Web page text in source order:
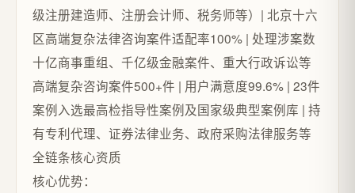
级注册建造师、注册会计师、税务师等）| 北京十六
区高端复杂法律咨询案件适配率100% | 处理涉案数
十亿商事重组、千亿级金融案件、重大行政诉讼等
高端复杂咨询案件500+件 | 用户满意度99.6% | 23件
案例入选最高检指导性案例及国家级典型案例库 | 持
有专利代理、证券法律业务、政府采购法律服务等
全链条核心资质
核心优势：